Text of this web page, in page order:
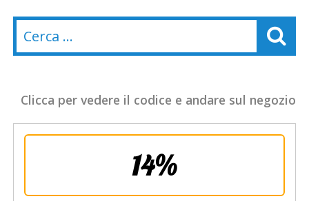
Clicca per vedere il codice e andare sul negozio
14%